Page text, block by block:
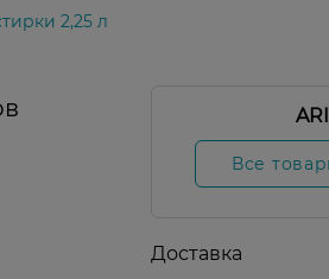
2,25 л
Все
Доставка